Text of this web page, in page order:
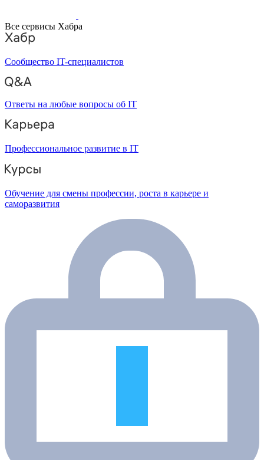
Все сервисы Хабра
Сообщество IT-специалистов
Ответы на любые вопросы об IT
Профессиональное развитие в IT
Обучение для смены профессии, роста в карьере и
саморазвития